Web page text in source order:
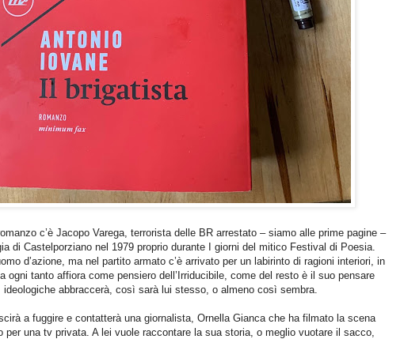
c’è Jacopo Varega, terrorista delle BR arrestato – siamo alle prime pagine –
di Castelporziano nel 1979 proprio durante I giorni del mitico Festival di Poesia.
d’azione, ma nel partito armato c’è arrivato per un labirinto di ragioni interiori, in
ogni tanto affiora come pensiero dell’Irriducibile, come del resto è il suo pensare
ideologiche abbraccerà, così sarà lui stesso, o almeno così sembra.
a fuggire e contatterà una giornalista, Ornella Gianca che ha filmato la scena
per una tv privata. A lei vuole raccontare la sua storia, o meglio vuotare il sacco,